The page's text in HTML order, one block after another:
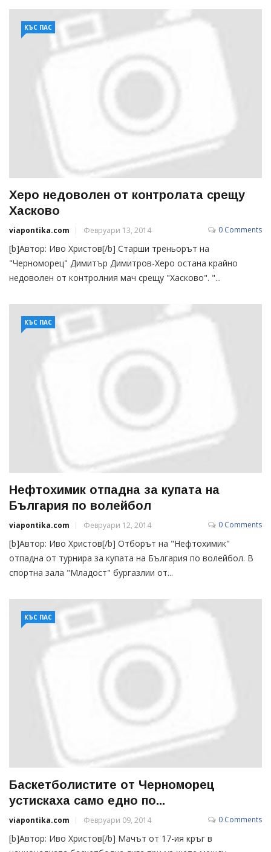
КЪС ПАС
Херо недоволен от контролата срещу
Хасково
viapontika.com Февруари 13, 2014 0 Comments
[b]Автор: Иво Христов[/b] Старши треньорът на
"Черноморец" Димитър Димитров-Херо остана крайно
недоволен от контролния мач срещу "Хасково". "...
КЪС ПАС
Нефтохимик отпадна за купата на
България по волейбол
viapontika.com Февруари 12, 2014 0 Comments
[b]Автор: Иво Христов[/b] Отборът на "Нефтохимик"
отпадна от турнира за купата на България по волейбол. В
спортна зала "Младост" бургазлии от...
КЪС ПАС
Баскетболистите от Черноморец
устискаха само едно по...
viapontika.com Февруари 09, 2014 0 Comments
[b]Автор: Иво Христов[/b] Мачът от 17-ия кръг в